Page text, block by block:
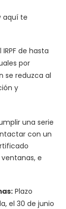
aquí te
de hasta
por
se reduzca al
y
una serie
con un
e
Plazo
el 30 de junio